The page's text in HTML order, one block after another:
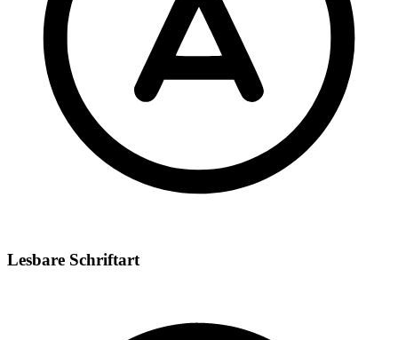
Lesbare Schriftart